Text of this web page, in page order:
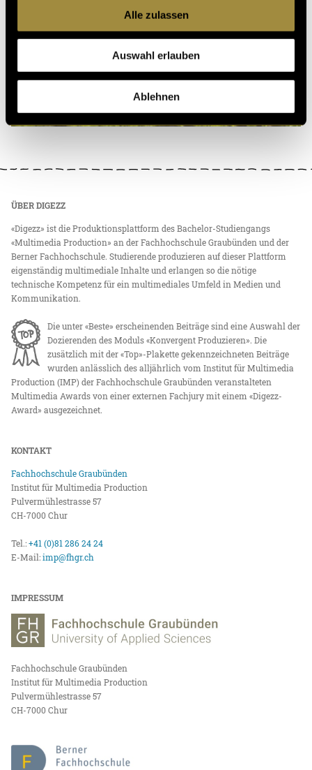
Alle zulassen
Auswahl erlauben
Ablehnen
Qigong – Leben im
ÜBER DIGEZZ
«Digezz» ist die Produktionsplattform des Bachelor-Studiengangs
«Multimedia Production» an der Fachhochschule Graubünden und der
Berner Fachhochschule. Studierende produzieren auf dieser Plattform
eigenständig multimediale Inhalte und erlangen so die nötige
technische Kompetenz für ein multimediales Umfeld in Medien und
Kommunikation.
Die unter «Beste» erscheinenden Beiträge sind eine Auswahl der
Dozierenden des Moduls «Konvergent Produzieren». Die
zusätzlich mit der «Top»-Plakette gekennzeichneten Beiträge
wurden anlässlich des alljährlich vom Institut für Multimedia
Production (IMP) der Fachhochschule Graubünden veranstalteten
Multimedia Awards von einer externen Fachjury mit einem «Digezz-
Award» ausgezeichnet.
KONTAKT
Fachhochschule Graubünden
Institut für Multimedia Production
Pulvermühlestrasse 57
CH-7000 Chur
Tel.:+41 (0)81 286 24 24
E-Mail:imp@fhgr.ch
IMPRESSUM
Fachhochschule Graubünden
Institut für Multimedia Production
Pulvermühlestrasse 57
CH-7000 Chur